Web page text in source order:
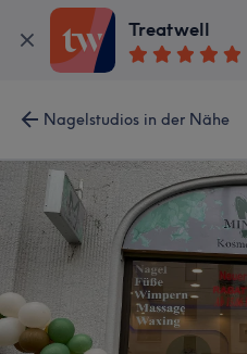
Treatwell
Nagelstudios in der Nähe